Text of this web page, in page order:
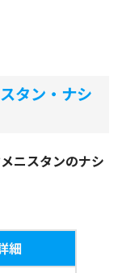
タン・ナシ
ニスタンのナシ
細